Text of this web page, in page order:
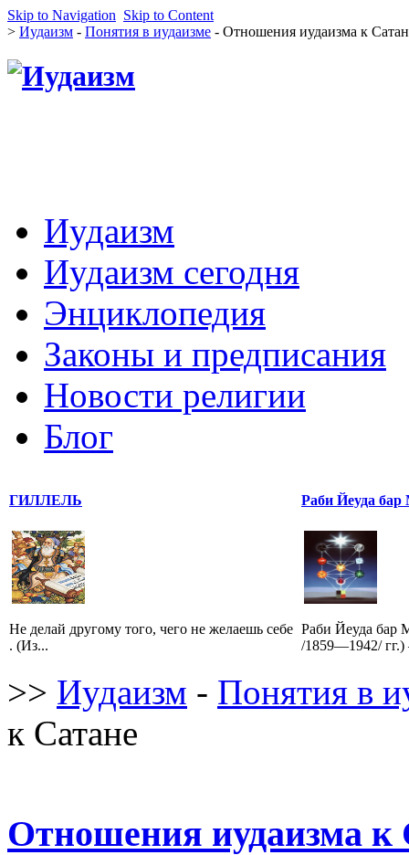
Skip to Navigation Skip to Content
> Иудаизм - Понятия в иудаизме - Отношения иудаизма к
Иудаизм
Иудаизм сегодня
Энциклопедия
Законы и предписания
Новости религии
Блог
ГИЛЛЕЛЬ
Не делай другому того, чего не желаешь себе
. (Из...
Раби Йеуда
Раби Йеуда бар
/1859—1942/
>> Иудаизм - Понятия в
к Сатане
Отношения иудаизма к